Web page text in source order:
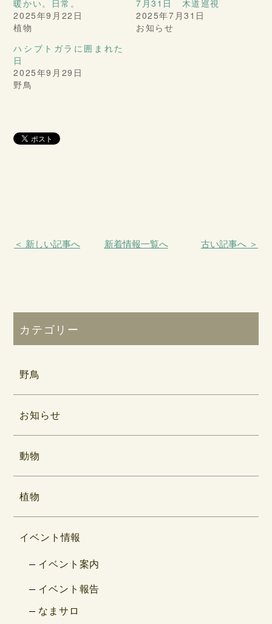
暖かい。日常。
2025年9月22日
植物
7月31日 木道巡視
2025年7月31日
お知らせ
ハシブトガラに囲まれた
日
2025年9月29日
野鳥
＜ 新しい記事へ 新着情報一覧へ 古い記事へ ＞
カテゴリー
野鳥
お知らせ
動物
植物
イベント情報
イベント案内
イベント報告
なまサロ